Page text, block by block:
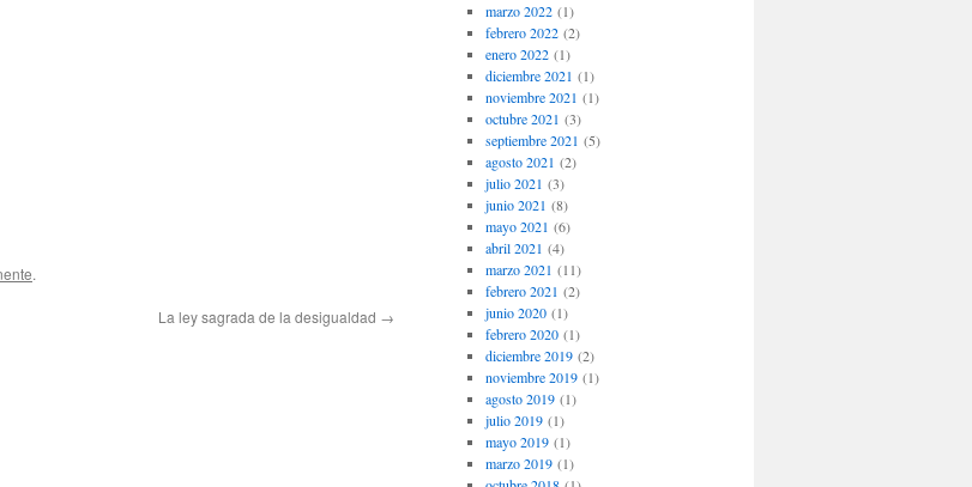
.
La ley sagrada de la desigualdad →
marzo 2022(1)
febrero 2022(2)
enero 2022(1)
diciembre 2021 (1)
noviembre 2021 (1)
octubre 2021 (3)
septiembre 2021 (5)
agosto 2021 (2)
julio 2021 (3)
junio 2021 (8)
mayo 2021 (6)
abril 2021 (4)
marzo 2021 (11)
febrero 2021 (2)
junio 2020(1)
febrero 2020(1)
diciembre 2019(2)
noviembre 2019(1)
agosto 2019(1)
julio 2019(1)
mayo 2019(1)
marzo 2019(1)